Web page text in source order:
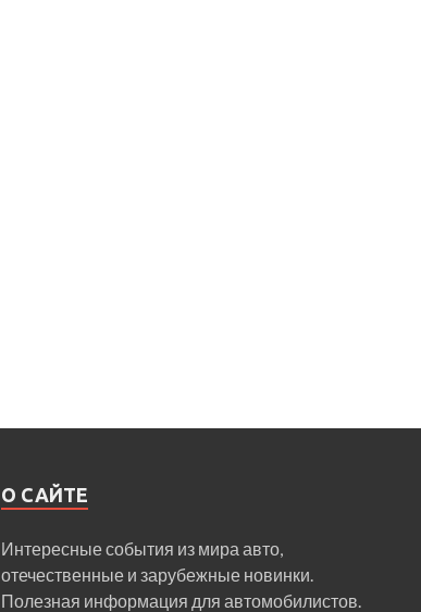
О САЙТЕ
Интересные события из мира авто,
отечественные и зарубежные новинки.
Полезная информация для автомобилистов.